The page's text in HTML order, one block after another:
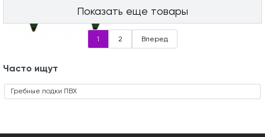
Показать еще товары
1 2 Вперед
Часто ищут
Гребные лодки ПВХ